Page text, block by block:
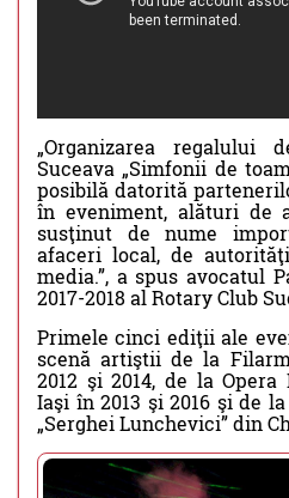
„Organizarea regalului
Suceava „Simfonii de
posibilă datorită
în eveniment, alături de
susţinut de nume
afaceri local, de
media.”, a spus avocatul
2017-2018 al Rotary Club
Primele cinci ediţii ale
scenă artiştii de la
2012 şi 2014, de la
Iaşi în 2013 şi 2016 şi de
„Serghei Lunchevici” din